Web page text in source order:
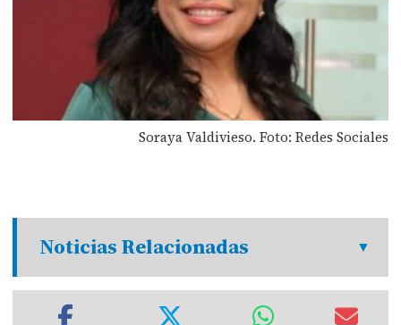
Soraya Valdivieso. Foto: Redes Sociales
Noticias Relacionadas